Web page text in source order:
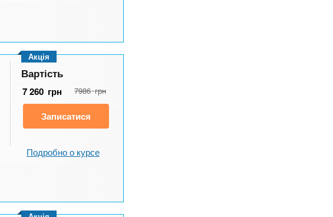
Акція
Вартість
7 260 грн 7986 грн
Записатися
Подробно о курсе